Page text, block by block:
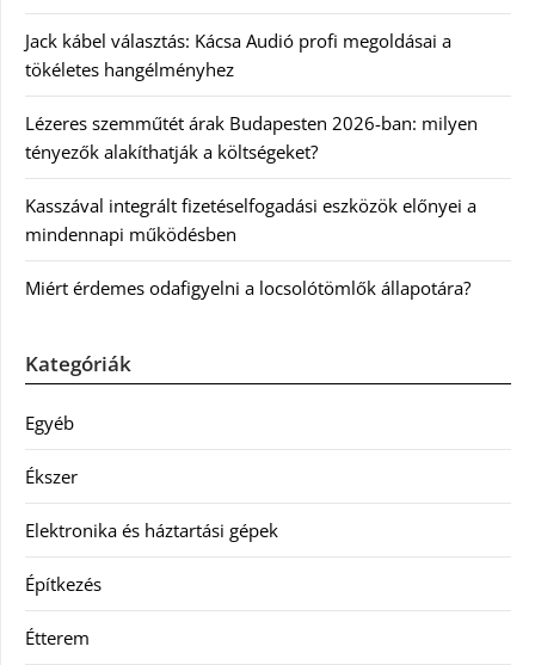
Jack kábel választás: Kácsa Audió profi megoldásai a
tökéletes hangélményhez
Lézeres szemműtét árak Budapesten 2026-ban: milyen
tényezők alakíthatják a költségeket?
Kasszával integrált fizetéselfogadási eszközök előnyei a
mindennapi működésben
Miért érdemes odafigyelni a locsolótömlők állapotára?
Kategóriák
Egyéb
Ékszer
Elektronika és háztartási gépek
Építkezés
Étterem